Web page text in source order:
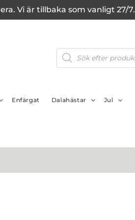
Vi är tillbaka som vanligt 27/7.
Produktsökning
Enfärgat Dalahästar Jul